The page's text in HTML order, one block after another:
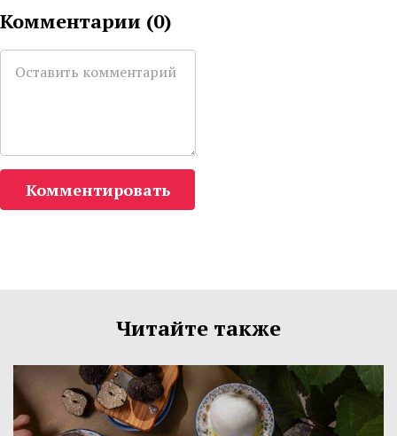
Комментарии (0)
Комментировать
Читайте также